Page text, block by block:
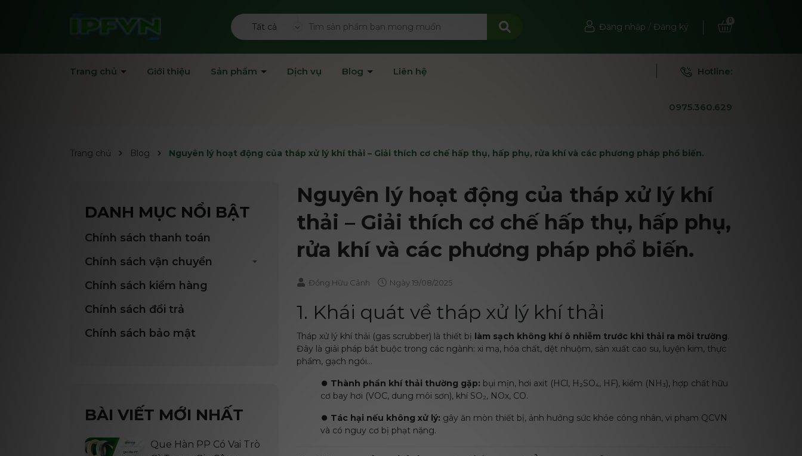
Tất cả Đăng nhập / Đăng ký
0
Trang chủ Giới thiệu Sản phẩm Dịch vụ Blog Liên hệ Hotline:
0975.360.629
Trang chủ Blog Nguyên lý hoạt động của tháp xử lý khí thải – Giải thích cơ chế hấp thụ, hấp phụ, rửa khí và các phương pháp phổ biến.
Nguyên lý hoạt động của tháp xử lý khí
thải – Giải thích cơ chế hấp thụ, hấp phụ,
rửa khí và các phương pháp phổ biến.
Đồng Hữu Cảnh Ngày19/08/2025
1. Khái quát về tháp xử lý khí thải
Tháp xử lý khí thải (gas scrubber) là thiết bị làm sạch không khí ô nhiễm trước khi thải ra môi trường.
Đây là giải pháp bắt buộc trong các ngành: xi mạ, hóa chất, dệt nhuộm, sản xuất cao su, luyện kim, thực
phẩm, gạch ngói…
⏺️ Thành phần khí thải thường gặp: bụi mịn, hơi axit (HCl, H₂SO₄, HF), kiềm (NH₃), hợp chất hữu
cơ bay hơi (VOC, dung môi sơn), khí SO₂, NOx, CO.
⏺️ Tác hại nếu không xử lý: gây ăn mòn thiết bị, ảnh hưởng sức khỏe công nhân, vi phạm QCVN
và có nguy cơ bị phạt nặng.
DANH MỤC NỔI BẬT
Chính sách thanh toán
Chính sách vận chuyển
Chính sách kiểm hàng
Chính sách đổi trả
Chính sách bảo mật
BÀI VIẾT MỚI NHẤT
Que Hàn PP Có Vai Trò